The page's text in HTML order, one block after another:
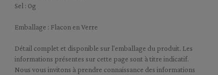
Sel : 0g
Emballage : Flacon en Verre
Détail complet et disponible sur l'emballage du produit. Les
informations présentes sur cette page sont à titre indicatif.
Nous vous invitons à prendre connaissance des informations